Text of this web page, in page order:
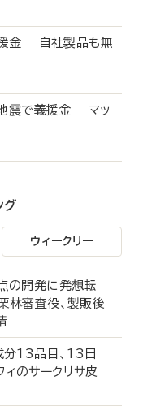
援金 自社製品も無
震で義援金 マッ
グ
ウィークリー
の開発に発想転
審査役、製販後
分13品目、13日
のサークリサ皮